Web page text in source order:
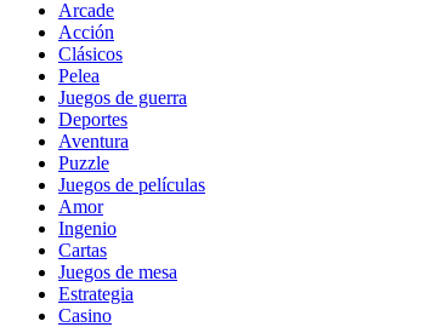
Arcade
Acción
Clásicos
Pelea
Juegos de guerra
Deportes
Aventura
Puzzle
Juegos de películas
Amor
Ingenio
Cartas
Juegos de mesa
Estrategia
Casino